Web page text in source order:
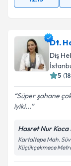
Dt.
Diş
5 (
Süper şahane
iyiki...
Hasret Nur Koca
Kartaltepe Mah.
Küçükçekmece Metro